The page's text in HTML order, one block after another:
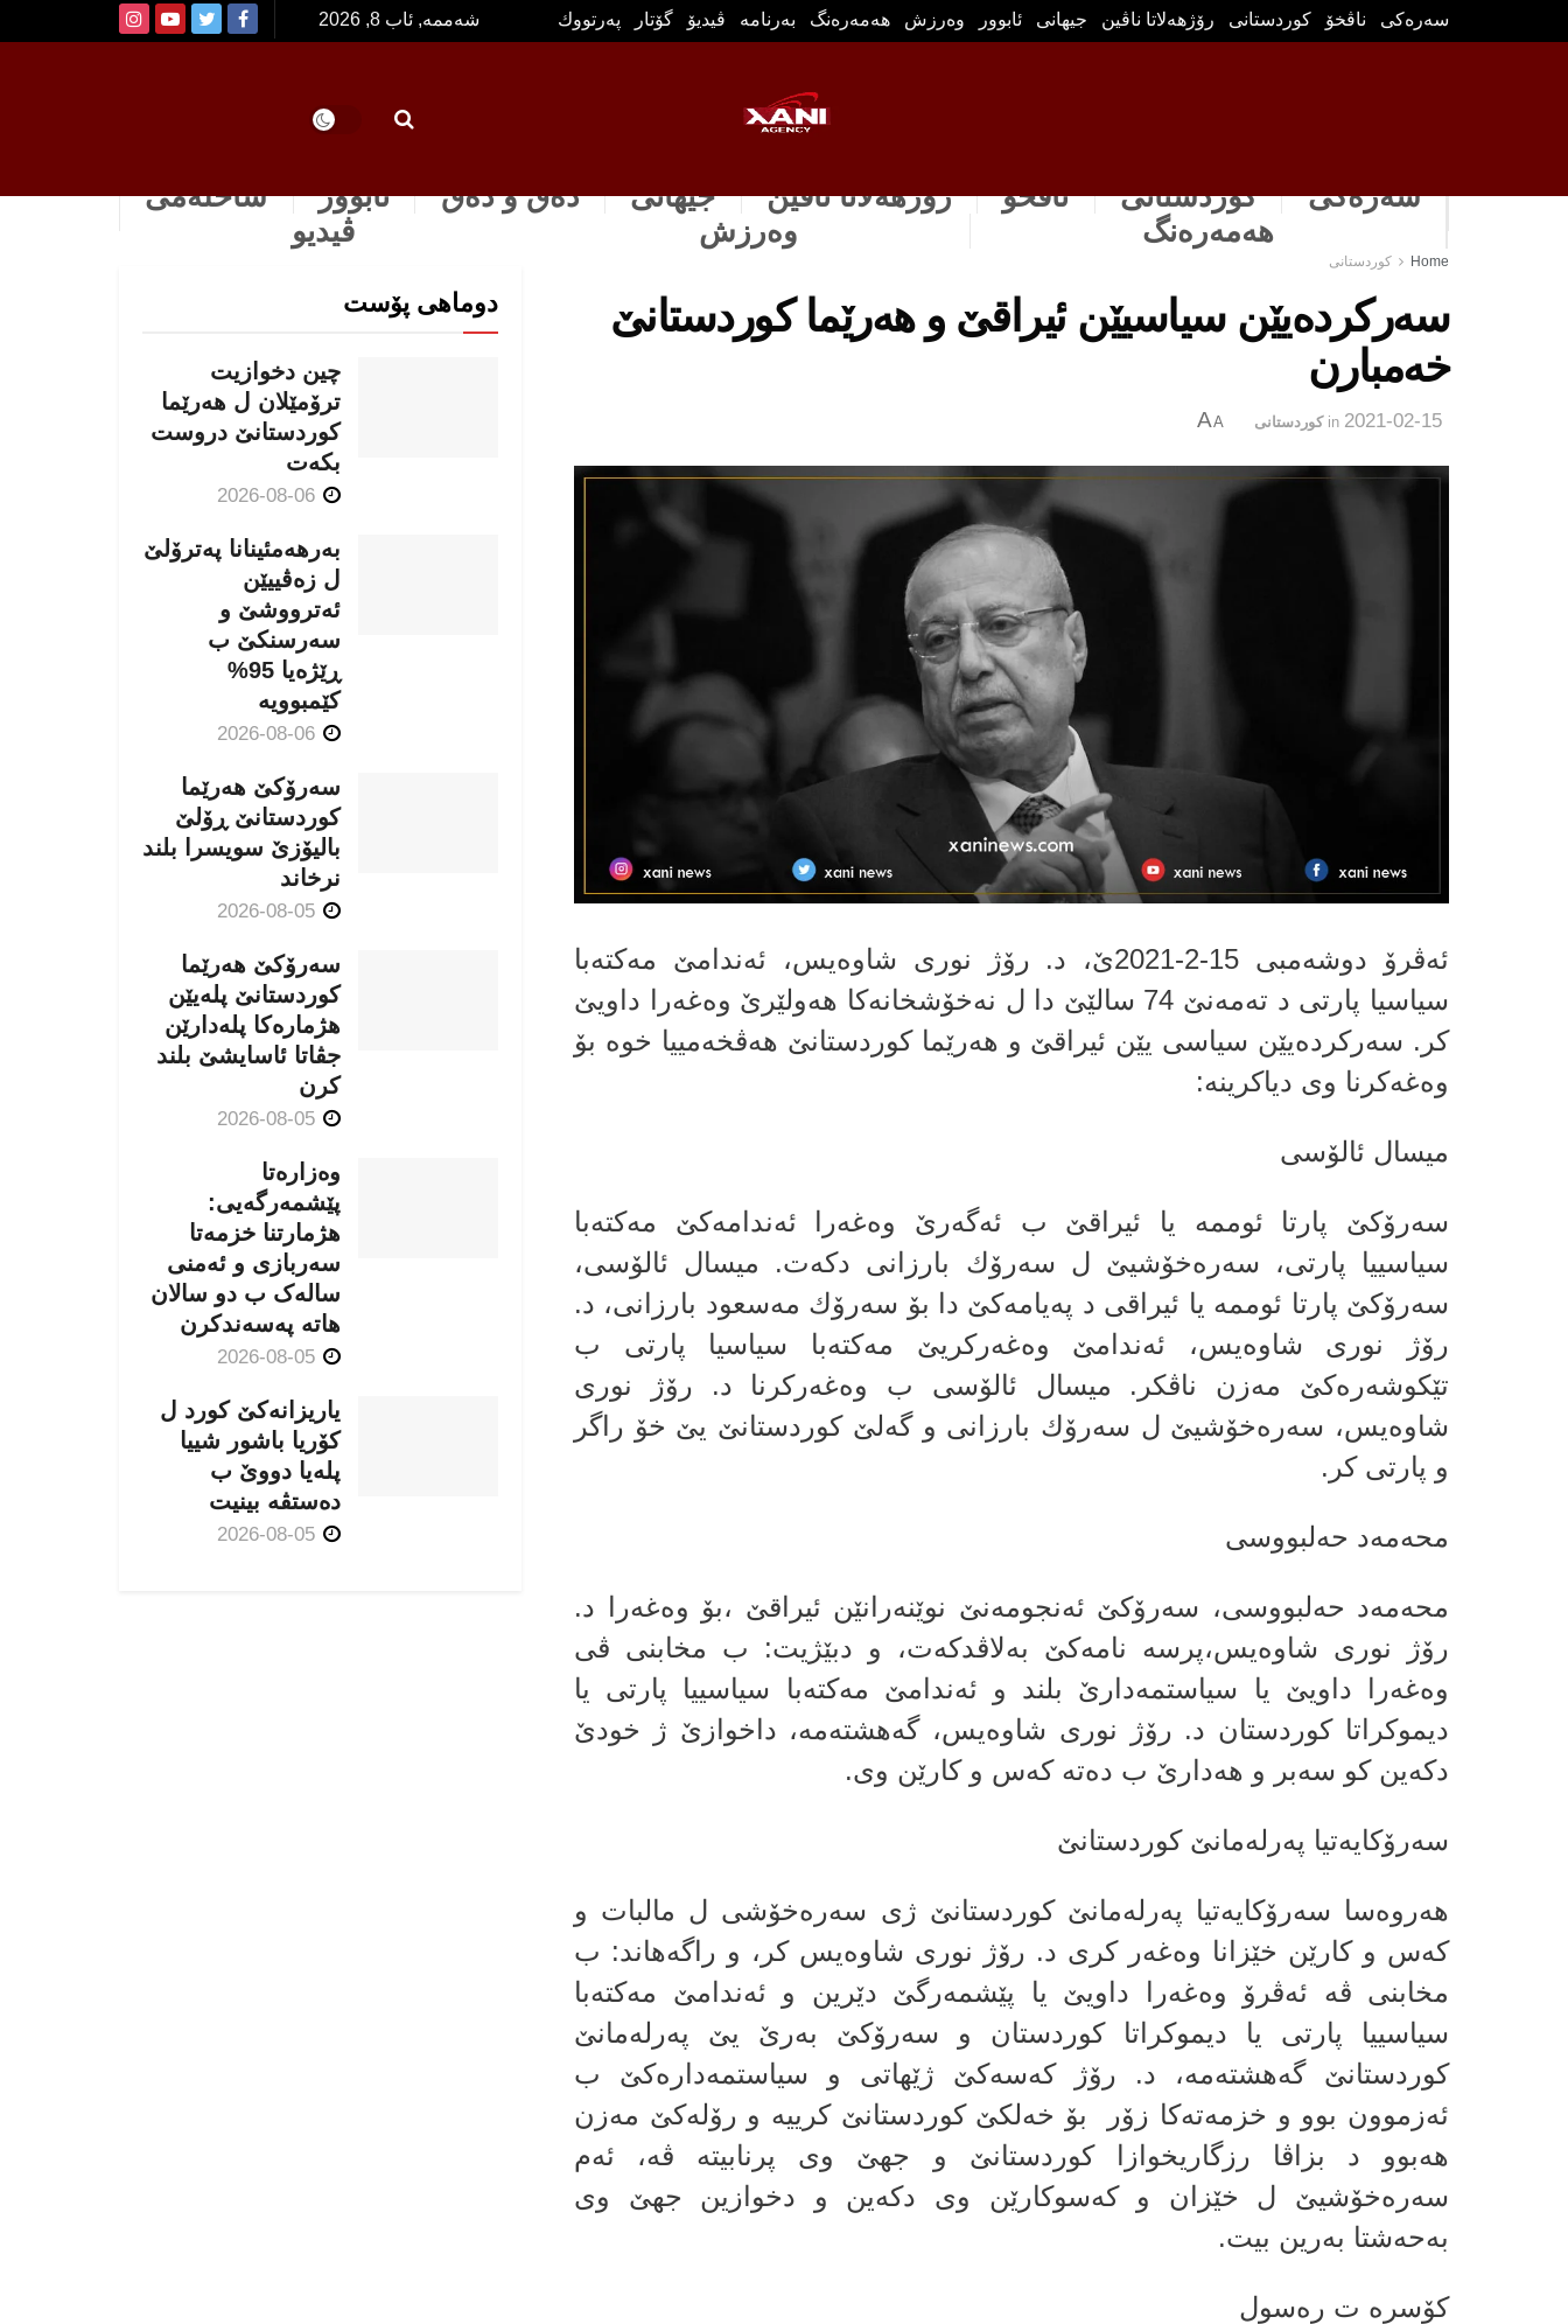
سه‌ره‌كی ناڤخۆ كوردستانى رۆژهه‌لاتا ناڤین جیهانی ئابوور وه‌رزش هه‌مه‌ره‌نگ بەرنامە ڤیدیۆ گۆتار په‌رتووك شەممە, ئاب 8, 2026
سەرەکی كوردستانى ناڤخۆ رۆژهه‌لاتا ناڤین جیهانی دەق و دەق ئابوور
ساخله‌می
هه‌مه‌ره‌نگ
وه‌رزش ڤیدیو
Home كوردستانى
سه‌ركرده‌یێن سیاسیێن ئیراقێ و هه‌رێما كوردستانێ
خه‌مبارن
2021-02-15
in كوردستانى A
A
ئه‌ڤرۆ دوشه‌مبى 15-2-2021ێ، د. رۆژ نورى شاوه‌یس، ئه‌ندامێ مه‌كته‌با
سیاسیا پارتى د ته‌مه‌نێ 74 سالێێ دا ل نه‌خۆشخانه‌كا هه‌ولێرێ وه‌غه‌را داویێ
كر. سه‌ركرده‌یێن سیاسى یێن ئیراقێ و هه‌رێما كوردستانێ هه‌ڤخه‌مییا خوه‌ بۆ
وه‌غه‌كرنا وى دیاكرینه‌:
میسال ئالۆسى
سه‌رۆكێ پارتا ئوممه‌ یا ئیراقێ ب ئه‌گه‌رێ وه‌غه‌را ئه‌ندامه‌كێ مه‌كته‌با
سیاسییا پارتى، سه‌ره‌خۆشیێ ل سه‌رۆك بارزانى دكه‌ت. میسال ئالۆسى،
سەرۆکێ پارتا ئوممە‌ یا ئیراقی د په‌یامه‌كێ دا بۆ سه‌رۆك مه‌سعود بارزانى، د.
رۆژ نورى شاوه‌یس، ئه‌ندامێ وه‌غه‌ركریێ مه‌كته‌با سیاسیا پارتى ب
تێكوشه‌ره‌كێ مه‌زن ناڤكر. میسال ئالۆسی ب وه‌غه‌ركرنا د. رۆژ نورى
شاوه‌یس، سه‌ره‌خۆشیێ ل سه‌رۆك بارزانى و گه‌لێ كوردستانێ یێ خۆ راگر
و پارتى كر.
محەمەد حەلبووسی
محەمەد حەلبووسی، سەرۆکێ ئەنجومەنێ نوێنەرانێن ئیراقێ ،بۆ وه‌غه‌را د.
رۆژ نوری شاوەیس،پرسه‌ نامه‌كێ به‌لاڤدكه‌ت، و دبێژیت: ب مخابنى ڤى
وه‌غه‌را داویێ یا سیاستمه‌دارێ بلند و ئه‌ندامێ مه‌كته‌با سیاسییا پارتی یا
دیموكراتا كوردستان د. رۆژ نوری شاوەیس، گه‌هشته‌مه‌، داخوازێ ژ خودێ
دكه‌ین كو سه‌بر و هه‌دارێ ب ده‌ته‌ كه‌س و كارێن وى.
سه‌رۆكایه‌تیا په‌رله‌مانێ كوردستانێ
هه‌روه‌سا سه‌رۆكایه‌تیا په‌رله‌مانێ كوردستانێ ژى سه‌ره‌خۆشى ل مالبات و
كه‌س و كارێن خێزانا وه‌غه‌ر كرى د. رۆژ نورى شاوه‌یس كر، و راگه‌هاند: ب
مخابنى ڤه‌ ئه‌ڤرۆ وه‌غه‌را داویێ یا پێشمه‌رگێ دێرین و ئه‌ندامێ مه‌كته‌با
سیاسییا پارتى یا دیموكراتا كوردستان و سه‌رۆكێ به‌رێ یێ په‌رله‌مانێ
كوردستانێ گه‌هشته‌مه‌، د. رۆژ كه‌سه‌كێ ژێهاتى و سیاستمه‌داره‌كێ ب
ئه‌زموون بوو و خزمه‌ته‌كا زۆر بۆ خه‌لكێ كوردستانێ كرییه‌ و رۆله‌كێ مه‌زن
هه‌بوو د بزاڤا رزگاریخوازا كوردستانێ و جهێ وى پرنابیته‌ ڤه‌، ئه‌م
سه‌ره‌خۆشیێ ل خێزان و كه‌سوكارێن وى دكه‌ین و دخوازین جهێ وى
به‌حه‌شتا به‌رین بیت.
كۆسره‌ ت ره‌سول
دوماهی پۆست
چین دخوازیت
ترۆمێلان ل هەرێما
كوردستانێ دروست
بكەت
بەرهەمئینانا په‌ترۆلێ
ل زه‌ڤییێن
ئەترووشێ و
سەرسنكێ ب
ڕێژەیا 95%
كێمبوویە
سەرۆکێ هەرێما
کوردستانێ ڕۆلێ
بالیۆزێ سویسرا بلند
نرخاند
سەرۆکێ هەرێما
کوردستانێ پلەیێن
هژمارەكا پلەدارێن
جڤاتا ئاسایشێ بلند
كرن
وەزارەتا
پێشمەرگەیی:
هژمارتنا خزمەتا
سەربازی و ئەمنی
سالەک ب دو سالان
هاتە پەسەندكرن
یاریزانەكێ کورد ل
کۆریا باشور شییا
پلەیا دووێ ب
دەستڤە بینیت